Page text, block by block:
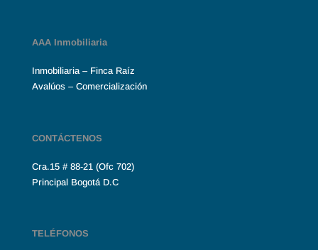
AAA Inmobiliaria
Inmobiliaria – Finca Raíz
Avalúos – Comercialización
CONTÁCTENOS
Cra.15 # 88-21 (Ofc 702)
Principal Bogotá D.C
TELÉFONOS